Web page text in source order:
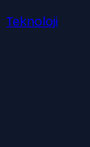
Teknoloji